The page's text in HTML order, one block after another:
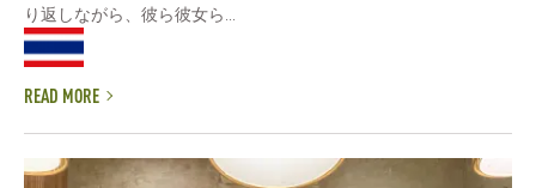
り返しながら、彼ら彼女ら...
READ MORE